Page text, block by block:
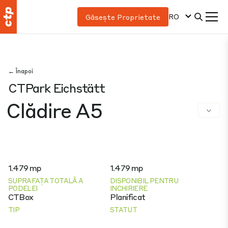
Găsește Proprietate RO
← Înapoi
CTPark Eichstätt
Clădire A5
1.479 mp
SUPRAFAȚA TOTALĂ A
PODELEI
1.479 mp
DISPONIBIL PENTRU
INCHIRIERE
CTBox
TIP
Planificat
STATUT